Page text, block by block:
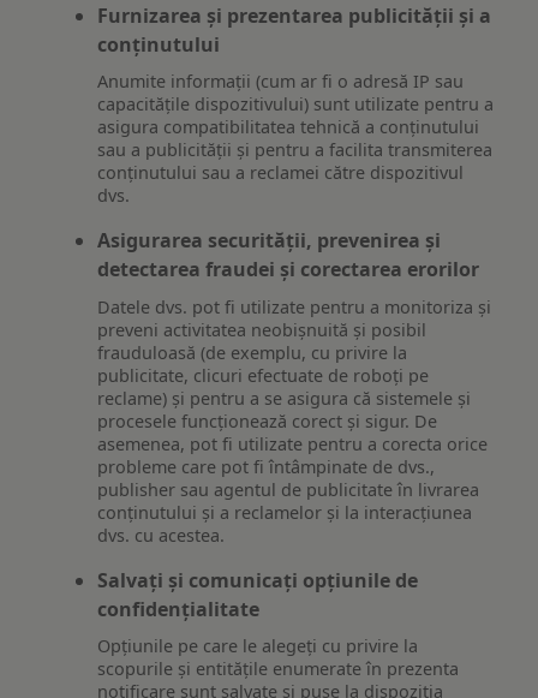
Furnizarea și prezentarea publicității și a
conținutului
Anumite informații (cum ar fi o adresă IP sau
capacitățile dispozitivului) sunt utilizate pentru a
asigura compatibilitatea tehnică a conținutului
sau a publicității și pentru a facilita transmiterea
conținutului sau a reclamei către dispozitivul
dvs.
Asigurarea securității, prevenirea și
detectarea fraudei și corectarea erorilor
Datele dvs. pot fi utilizate pentru a monitoriza și
preveni activitatea neobișnuită și posibil
frauduloasă (de exemplu, cu privire la
publicitate, clicuri efectuate de roboți pe
reclame) și pentru a se asigura că sistemele și
procesele funcționează corect și sigur. De
asemenea, pot fi utilizate pentru a corecta orice
probleme care pot fi întâmpinate de dvs.,
publisher sau agentul de publicitate în livrarea
conținutului și a reclamelor și la interacțiunea
dvs. cu acestea.
Salvați și comunicați opțiunile de
confidențialitate
Opțiunile pe care le alegeți cu privire la
scopurile și entitățile enumerate în prezenta
notificare sunt salvate și puse la dispoziția